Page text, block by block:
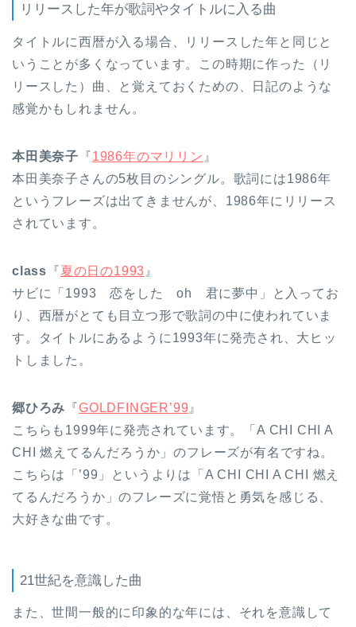
リリースした年が歌詞やタイトルに入る曲
タイトルに西暦が入る場合、リリースした年と同じと
いうことが多くなっています。この時期に作った（リ
リースした）曲、と覚えておくための、日記のような
感覚かもしれません。
本田美奈子 『1986年のマリリン 』
本田美奈子さんの5枚目のシングル。歌詞には1986年
というフレーズは出てきませんが、1986年にリリース
されています。
class 『夏の日の1993 』
サビに「1993 恋をした oh 君に夢中」と入ってお
り、西暦がとても目立つ形で歌詞の中に使われていま
す。タイトルにあるように1993年に発売され、大ヒッ
トしました。
郷ひろみ 『GOLDFINGER’99 』
こちらも1999年に発売されています。「A CHI CHI A
CHI 燃えてるんだろうか」のフレーズが有名ですね。
こちらは「’99」というよりは「A CHI CHI A CHI 燃え
てるんだろうか」のフレーズに覚悟と勇気を感じる、
大好きな曲です。
21世紀を意識した曲
また、世間一般的に印象的な年には、それを意識して